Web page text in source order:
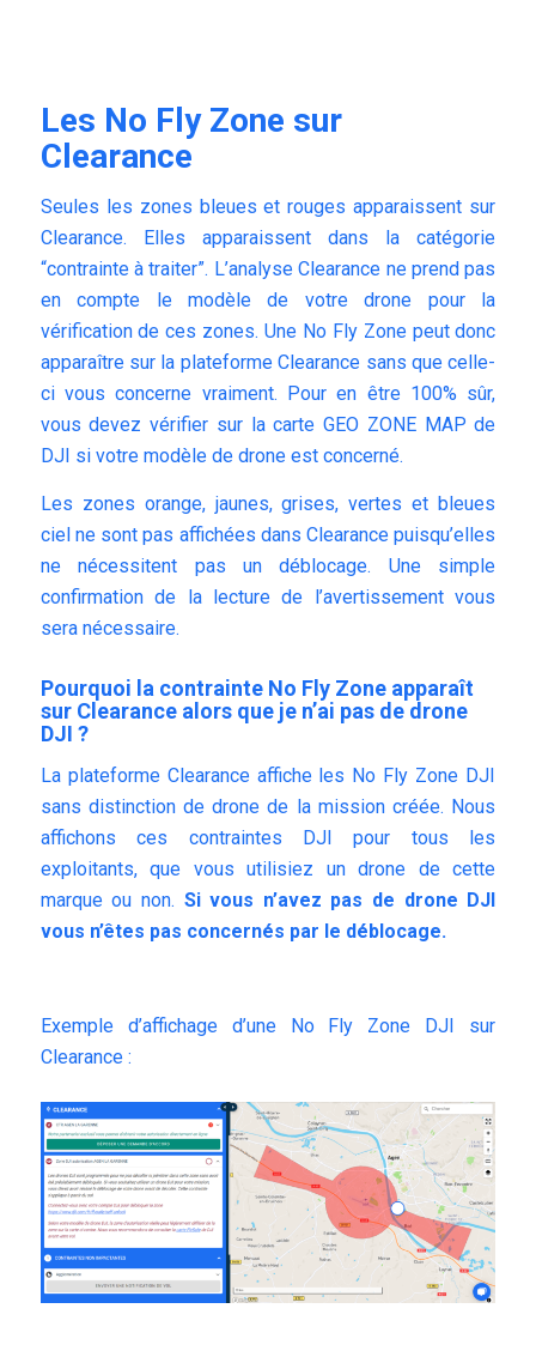
Les No Fly Zone sur
Clearance
Seules les zones bleues et rouges apparaissent sur
Clearance. Elles apparaissent dans la catégorie
“contrainte à traiter”. L’analyse Clearance ne prend pas
en compte le modèle de votre drone pour la
vérification de ces zones. Une No Fly Zone peut donc
apparaître sur la plateforme Clearance sans que celle-
ci vous concerne vraiment. Pour en être 100% sûr,
vous devez vérifier sur la carteGEO ZONE MAP de
DJI si votre modèle de drone est concerné.
Les zones orange, jaunes, grises, vertes et bleues
ciel ne sont pas affichées dans Clearance puisqu’elles
ne nécessitent pas un déblocage. Une simple
confirmation de la lecture de l’avertissement vous
sera nécessaire.
Pourquoi la contrainte No Fly Zone apparaît
sur Clearance alors que je n’ai pas de drone
DJI ?
La plateforme Clearanceaffiche les No Fly Zone DJI
sans distinction de drone de la mission créée. Nous
affichons ces contraintes DJI pour tous les
exploitants, que vous utilisiez un drone de cette
marque ou non. Si vous n’avez pas de drone DJI
vous n’êtes pas concernés par le déblocage.
Exemple d’affichage d’une No Fly Zone DJI sur
Clearance :